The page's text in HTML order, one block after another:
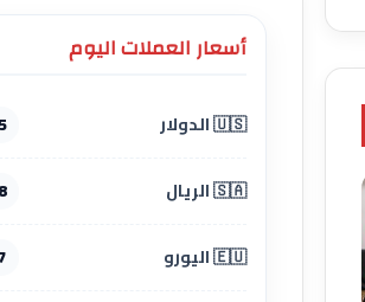
أسعار العملات اليوم
🇺🇸 الدولار
🇸🇦 الريال
🇪🇺 اليورو